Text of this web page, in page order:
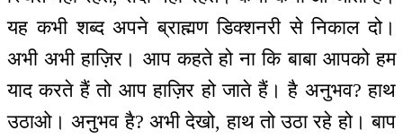
यह कभी शब्द अपने ब्राह्मण डिक्शनरी से निकाल दो।
अभी अभी हाज़िर। आप कहते हो ना कि बाबा आपको हम
याद करते हैं तो आप हाज़िर हो जाते हैं। है अनुभव? हाथ
उठाओ। अनुभव है? अभी देखो, हाथ तो उठा रहे हो। बाप